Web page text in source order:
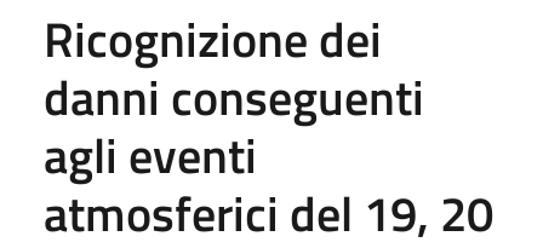
Ricognizione dei
danni conseguenti
agli eventi
atmosferici del 19, 20